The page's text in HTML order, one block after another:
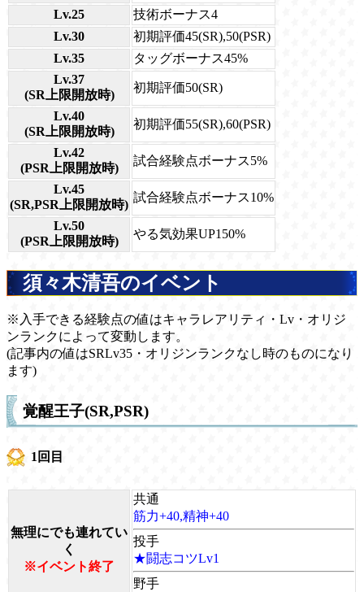
Lv.25
技術ボーナス4
Lv.30
初期評価45(SR),50(PSR)
Lv.35
タッグボーナス45%
Lv.37
(SR上限開放時)
初期評価50(SR)
Lv.40
(SR上限開放時)
初期評価55(SR),60(PSR)
Lv.42
(PSR上限開放時)
試合経験点ボーナス5%
Lv.45
(SR,PSR上限開放時)
試合経験点ボーナス10%
Lv.50
(PSR上限開放時)
やる気効果UP150%
須々木清吾のイベント
※入手できる経験点の値はキャラレアリティ・Lv・オリジ
ンランクによって変動します。
(記事内の値はSRLv35・オリジンランクなし時のものになり
ます)
覚醒王子(SR,PSR)
1回目
無理にでも連れてい
く
※イベント終了
共通
筋力+40,精神+40
投手
★闘志コツLv1
野手